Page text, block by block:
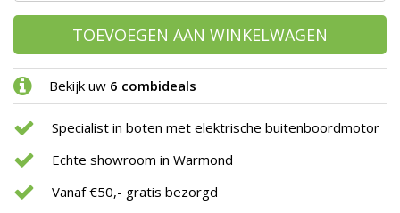
TOEVOEGEN AAN WINKELWAGEN
Bekijk uw 6 combideals
Specialist in boten met elektrische buitenboordmotor
Echte showroom in Warmond
Vanaf €50,- gratis bezorgd